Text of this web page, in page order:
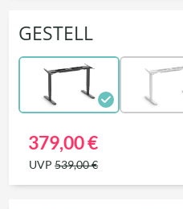
GESTELL
379,00 €
UVP539,00 €